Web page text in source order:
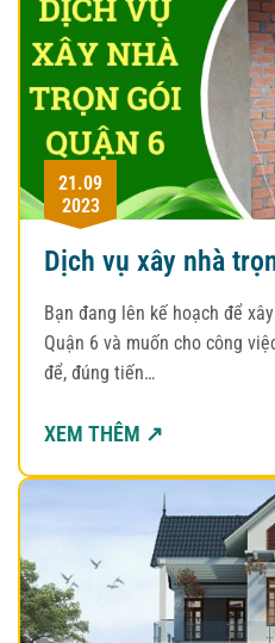
21.09
2023
Dịch vụ xây nhà
Bạn đang lên kế hoạch để
Quận 6 và muốn cho công
để, đúng tiến…
XEM THÊM ↗